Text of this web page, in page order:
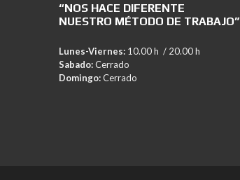
“NOS HACE DIFERENTE
NUESTRO MÉTODO DE TRABAJO”
Lunes-Viernes: 10.00 h / 20.00 h
Sabado:Cerrado
Domingo:Cerrado